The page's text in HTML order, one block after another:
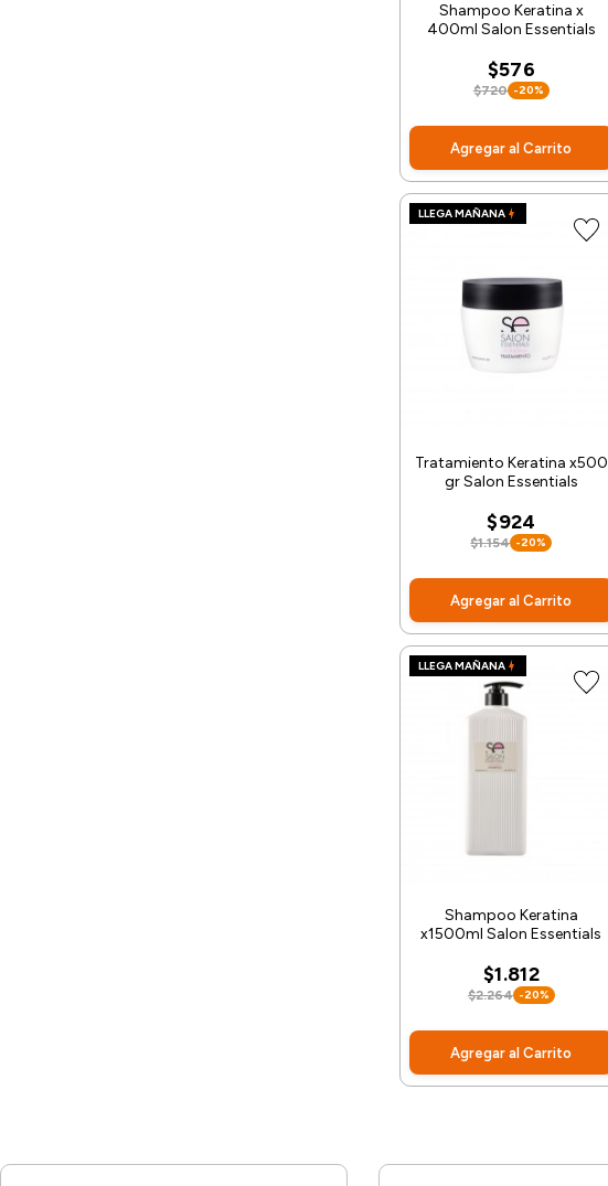
Shampoo Keratina x
400ml Salon Essentials
$576
$720 -20%
Agregar al Carrito
LLEGA MAÑANA
Shampoo Keratina
x1500ml Salon Essentials
$1.812
$2.264 -20%
Agregar al Carrito
LLEGA MAÑANA
Tratamiento Keratina x500
gr Salon Essentials
$924
$1.154 -20%
Agregar al Carrito